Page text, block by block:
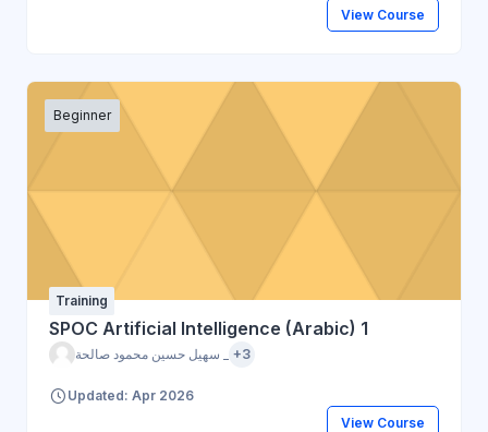
View Course
Beginner
Training
SPOC Artificial Intelligence (Arabic) 1
+3
Updated: Apr 2026
View Course